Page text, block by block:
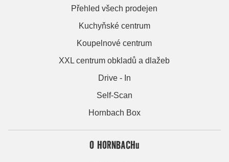
Přehled všech prodejen
Kuchyňské centrum
Koupelnové centrum
XXL centrum obkladů a dlažeb
Drive - In
Self-Scan
Hornbach Box
O HORNBACHu